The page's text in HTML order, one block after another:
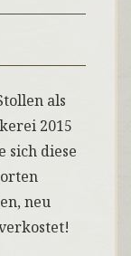
als
2015
sich diese
neu